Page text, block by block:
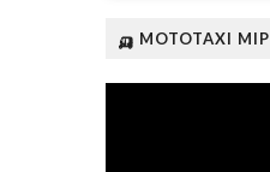
🛺 MOTOTAXI MIP